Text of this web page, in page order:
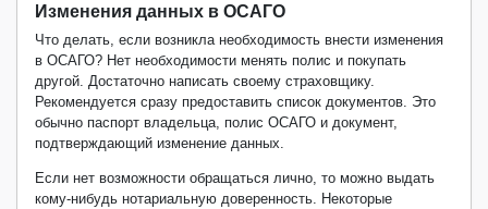
Изменения данных в ОСАГО
Что делать, если возникла необходимость внести изменения
в ОСАГО? Нет необходимости менять полис и покупать
другой. Достаточно написать своему страховщику.
Рекомендуется сразу предоставить список документов. Это
обычно паспорт владельца, полис ОСАГО и документ,
подтверждающий изменение данных.
Если нет возможности обращаться лично, то можно выдать
кому-нибудь нотариальную доверенность. Некоторые